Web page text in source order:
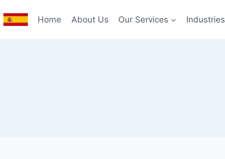
Home About Us Our Services Industries